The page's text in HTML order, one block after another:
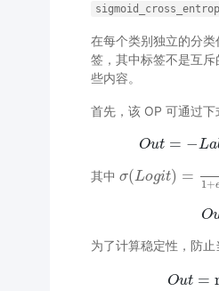
在每个类别独立的分
签，其中标签不是互
些内容。
首先，该 OP 可通过
Out = −La
Out
其中 σ(Logit) = 1+
σ(Logit)=1 1+ e−L
O
为了计算稳定性，防
Out =